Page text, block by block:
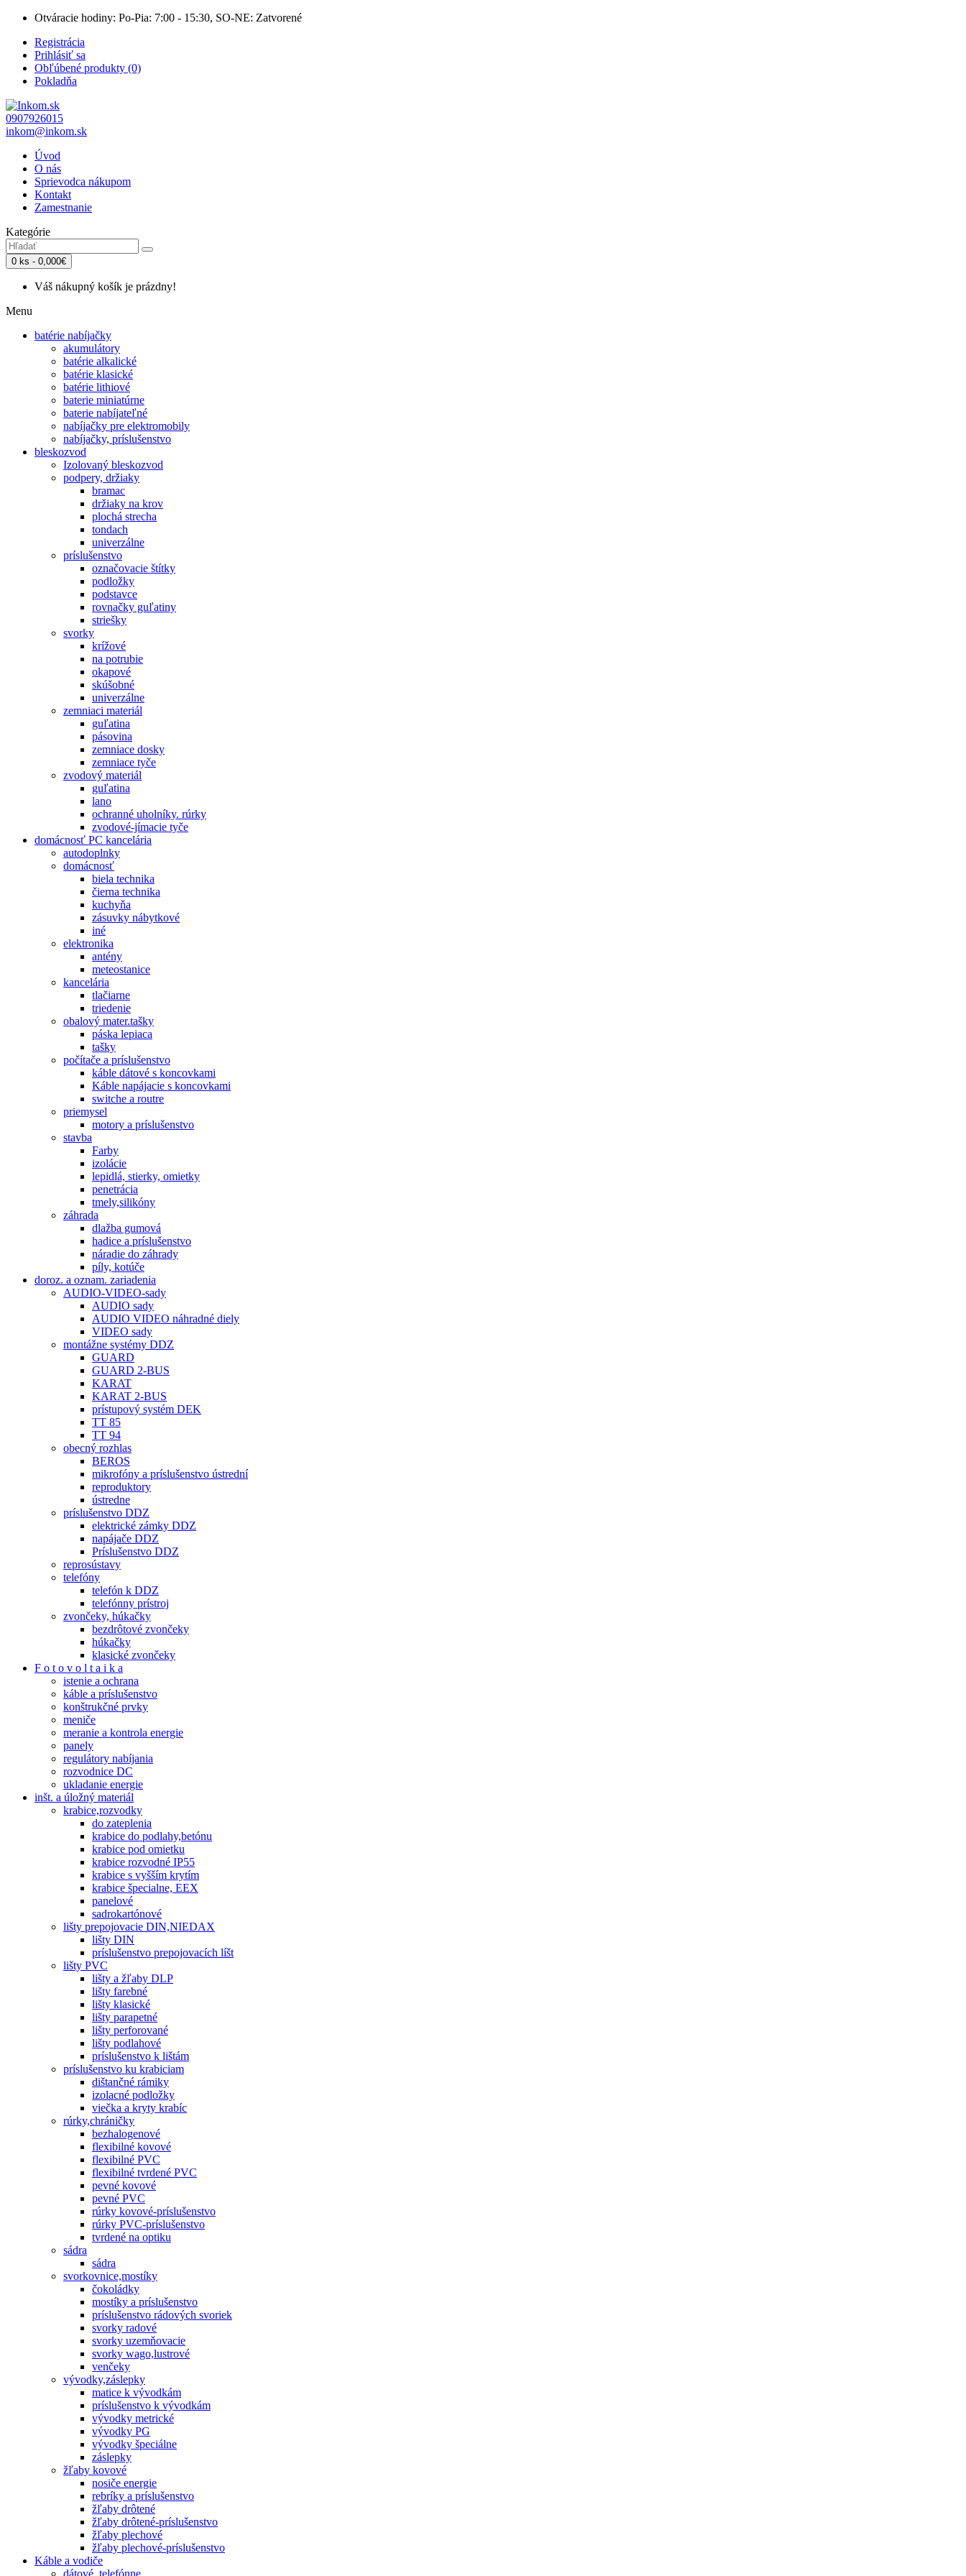
Otváracie hodiny: Po-Pia: 7:00 - 15:30, SO-NE: Zatvorené
Registrácia
Prihlásiť sa
Obľúbené produkty (0)
Pokladňa
0907926015
inkom@inkom.sk
Úvod
O nás
Sprievodca nákupom
Kontakt
Zamestnanie
Kategórie
0 ks - 0,000€
Váš nákupný košík je prázdny!
Menu
batérie nabíjačky
akumulátory
batérie alkalické
batérie klasické
batérie lithiové
baterie miniatúrne
baterie nabíjateľné
nabíjačky pre elektromobily
nabíjačky, príslušenstvo
bleskozvod
Izolovaný bleskozvod
podpery, držiaky
bramac
držiaky na krov
plochá strecha
tondach
univerzálne
príslušenstvo
označovacie štítky
podložky
podstavce
rovnačky guľatiny
striešky
svorky
krížové
na potrubie
okapové
skúšobné
univerzálne
zemniaci materiál
guľatina
pásovina
zemniace dosky
zemniace tyče
zvodový materiál
guľatina
lano
ochranné uholníky. rúrky
zvodové-jímacie tyče
domácnosť PC kancelária
autodoplnky
domácnosť
biela technika
čierna technika
kuchyňa
zásuvky nábytkové
iné
elektronika
antény
meteostanice
kancelária
tlačiarne
triedenie
obalový mater.tašky
páska lepiaca
tašky
počítače a príslušenstvo
káble dátové s koncovkami
Káble napájacie s koncovkami
switche a routre
priemysel
motory a príslušenstvo
stavba
Farby
izolácie
lepidlá, stierky, omietky
penetrácia
tmely,silikóny
záhrada
dlažba gumová
hadice a príslušenstvo
náradie do záhrady
píly, kotúče
doroz. a oznam. zariadenia
AUDIO-VIDEO-sady
AUDIO sady
AUDIO VIDEO náhradné diely
VIDEO sady
montážne systémy DDZ
GUARD
GUARD 2-BUS
KARAT
KARAT 2-BUS
prístupový systém DEK
TT 85
TT 94
obecný rozhlas
BEROS
mikrofóny a príslušenstvo ústrední
reproduktory
ústredne
príslušenstvo DDZ
elektrické zámky DDZ
napájače DDZ
Príslušenstvo DDZ
reprosústavy
telefóny
telefón k DDZ
telefónny prístroj
zvončeky, húkačky
bezdrôtové zvončeky
húkačky
klasické zvončeky
F o t o v o l t a i k a
istenie a ochrana
káble a príslušenstvo
konštrukčné prvky
meniče
meranie a kontrola energie
panely
regulátory nabíjania
rozvodnice DC
ukladanie energie
inšt. a úložný materiál
krabice,rozvodky
do zateplenia
krabice do podlahy,betónu
krabice pod omietku
krabice rozvodné IP55
krabice s vyšším krytím
krabice špecialne, EEX
panelové
sadrokartónové
lišty prepojovacie DIN,NIEDAX
lišty DIN
príslušenstvo prepojovacích líšt
lišty PVC
lišty a žľaby DLP
lišty farebné
lišty klasické
lišty parapetné
lišty perforované
lišty podlahové
príslušenstvo k lištám
príslušenstvo ku krabiciam
dištančné rámiky
izolacné podložky
viečka a kryty krabíc
rúrky,chráničky
bezhalogenové
flexibilné kovové
flexibilné PVC
flexibilné tvrdené PVC
pevné kovové
pevné PVC
rúrky kovové-príslušenstvo
rúrky PVC-príslušenstvo
tvrdené na optiku
sádra
sádra
svorkovnice,mostíky
čokoládky
mostíky a príslušenstvo
príslušenstvo rádových svoriek
svorky radové
svorky uzemňovacie
svorky wago,lustrové
venčeky
vývodky,záslepky
matice k vývodkám
príslušenstvo k vývodkám
vývodky metrické
vývodky PG
vývodky špeciálne
záslepky
žľaby kovové
nosiče energie
rebríky a príslušenstvo
žľaby drôtené
žľaby drôtené-príslušenstvo
žľaby plechové
žľaby plechové-príslušenstvo
Káble a vodiče
dátové, telefónne